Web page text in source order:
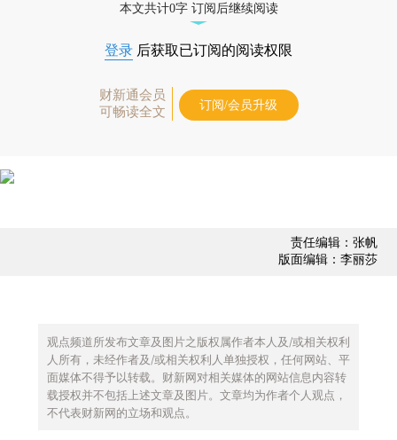
本文共计0字 订阅后继续阅读
登录 后获取已订阅的阅读权限
财新通会员
可畅读全文
订阅/会员升级
责任编辑：张帆
版面编辑：李丽莎
观点频道所发布文章及图片之版权属作者本人及/或相关权利
人所有，未经作者及/或相关权利人单独授权，任何网站、平
面媒体不得予以转载。财新网对相关媒体的网站信息内容转
载授权并不包括上述文章及图片。文章均为作者个人观点，
不代表财新网的立场和观点。